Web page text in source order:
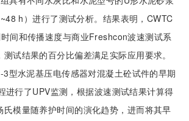
h）进行了测试分析。结果表明，CWTC
间和传播速度与商业Freshcon波速测试系
试结果的百分比偏差满足实际应用要求。
型水泥基压电传感器对混凝土砼试件的早期
进行了UPV监测，根据波速测试结果计算得
氏模量随养护时间的演化趋势，进而将其早